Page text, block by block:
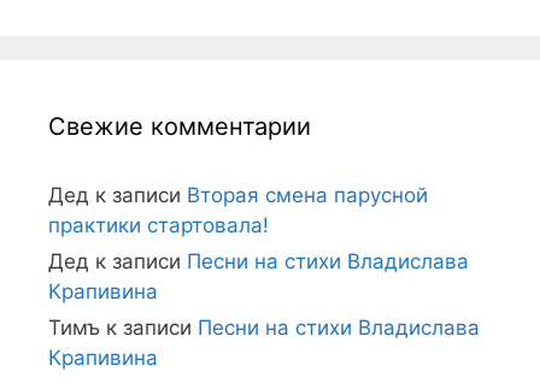
Свежие комментарии
Дед к записи Вторая смена парусной
практики стартовала!
Дед к записи Песни на стихи Владислава
Крапивина
Тимъ к записи Песни на стихи Владислава
Крапивина